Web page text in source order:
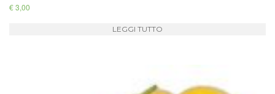
€3,00
LEGGI TUTTO